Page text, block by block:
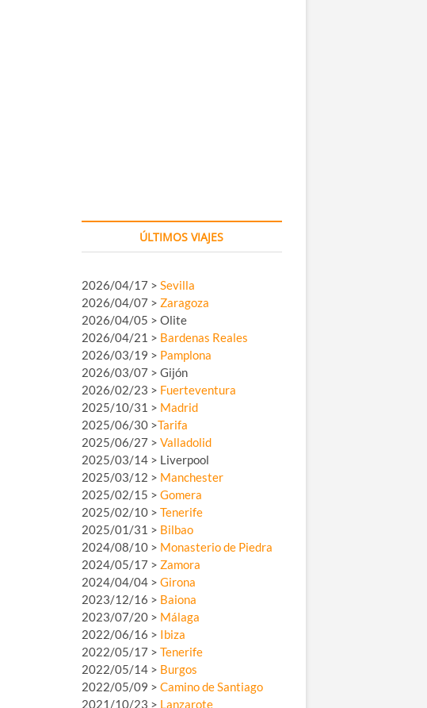
ÚLTIMOS VIAJES
2026/04/17 > Sevilla
2026/04/07 > Zaragoza
2026/04/05 > Olite
2026/04/21 > Bardenas Reales
2026/03/19 > Pamplona
2026/03/07 > Gijón
2026/02/23 > Fuerteventura
2025/10/31 > Madrid
2025/06/30 >Tarifa
2025/06/27 > Valladolid
2025/03/14 > Liverpool
2025/03/12 > Manchester
2025/02/15 > Gomera
2025/02/10 > Tenerife
2025/01/31 > Bilbao
2024/08/10 > Monasterio de Piedra
2024/05/17 > Zamora
2024/04/04 > Girona
2023/12/16 > Baiona
2023/07/20 > Málaga
2022/06/16 > Ibiza
2022/05/17 > Tenerife
2022/05/14 > Burgos
2022/05/09 > Camino de Santiago
2021/10/23 > Lanzarote